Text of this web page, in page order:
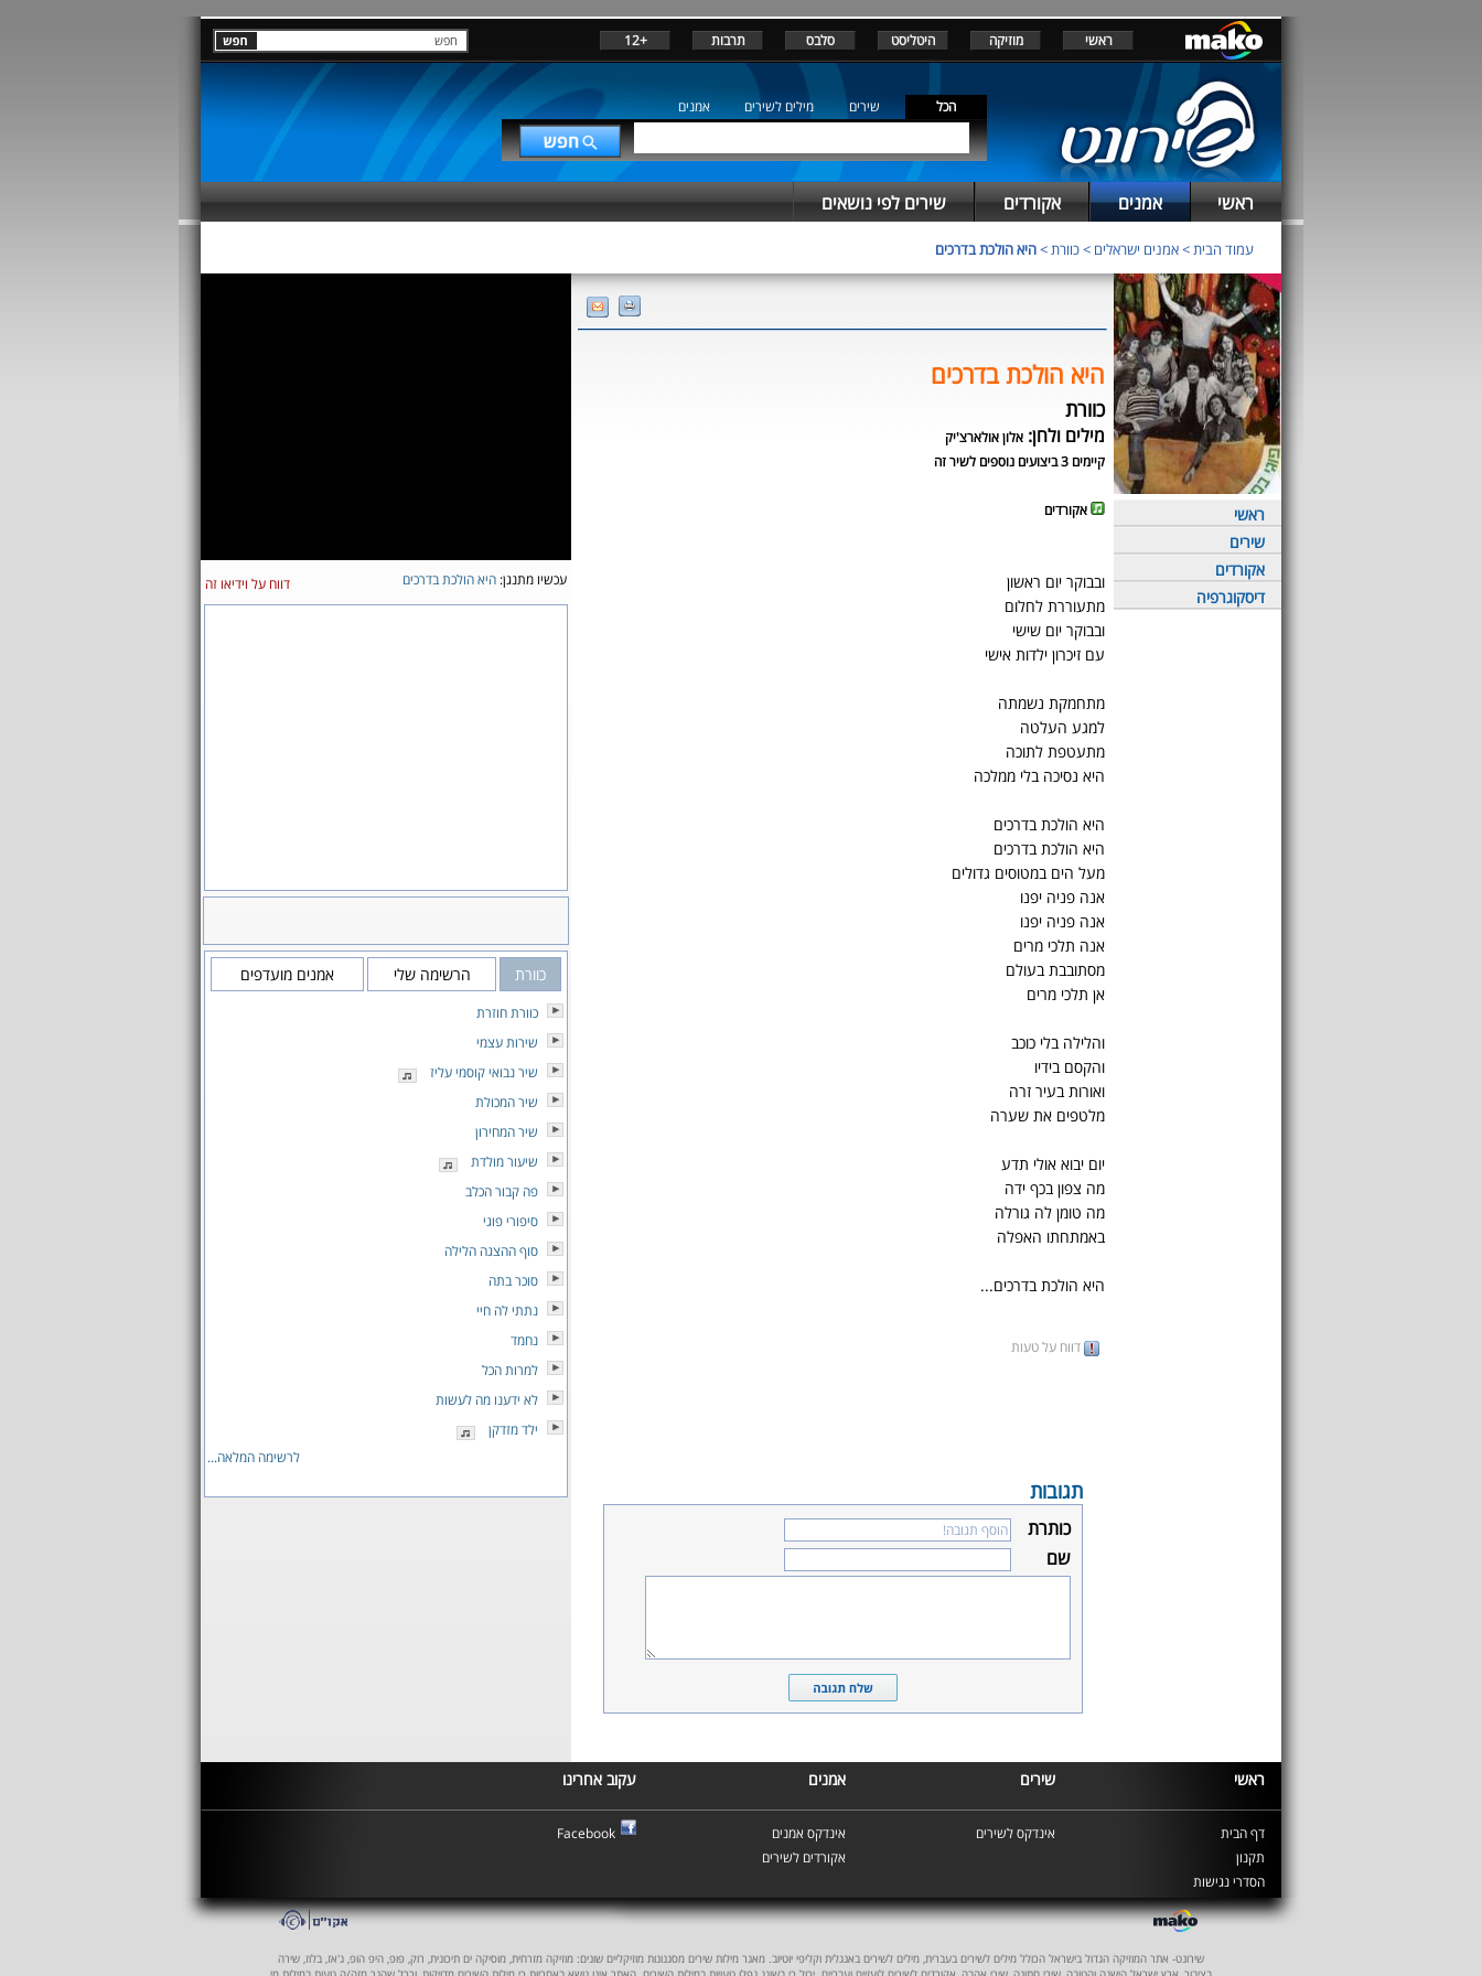
ראשי מוזיקה היטליסט סלבס תרבות +12
הכל שירים מילים לשירים אמנים
ראשי אמנים אקורדים שירים לפי נושאים
עמוד הבית>אמנים ישראלים >כוורת>היא הולכת בדרכים
ראשי
שירים
אקורדים
דיסקוגרפיה
היא הולכת בדרכים
כוורת
מילים ולחן: אלון אולארצ'יק
קיימים 3 ביצועים נוספים לשיר זה
אקורדים
ובבוקר יום ראשון
מתעוררת לחלום
ובבוקר יום שישי
עם זיכרון ילדות אישי
מתחמקת נשמתה
למגע העלטה
מתעטפת לתוכה
היא נסיכה בלי ממלכה
היא הולכת בדרכים
היא הולכת בדרכים
מעל הים במטוסים גדולים
אנה פניה יפנו
אנה פניה יפנו
אנה תלכי מרים
מסתובבת בעולם
אן תלכי מרים
והלילה בלי כוכב
והקסם בידיו
ואורות בעיר זרה
מלטפים את שערה
יום יבוא אולי תדע
מה צפון בכף ידה
מה טומן לה גורלה
באמתחתו האפלה
היא הולכת בדרכים...
דווח על טעות
תגובות
כותרת
שם
עכשיו מתנגן: היא הולכת בדרכים דווח על וידיאו זה
כוורת הרשימה שלי אמנים מועדפים
כוורת חוזרת
שירות עצמי
שיר נבואי קוסמי עליז
שיר המכולת
שיר המחירון
שיעור מולדת
פה קבור הכלב
סיפורי פוגי
סוף ההצגה הלילה
סוכר בתה
נתתי לה חיי
נחמד
למרות הכל
לא ידענו מה לעשות
ילד מזדקן
לרשימה המלאה...
ראשי שירים אמנים עקוב אחרינו
דף הבית
תקנון
הסדרי נגישות
אינדקס לשירים
אינדקס אמנים
אקורדים לשירים
Facebook
שירונט- אתר המוזיקה הגדול בישראל הכולל מילים לשירים בעברית, מילים לשירים באנגלית וקליפי יוטיוב. מאגר מילות שירים מסגנונות מוזיקליים שונים: מוזיקה מזרחית, מוסיקה ים תיכונית, רוק, פופ, היפ הופ, ג'אז, בלוז, שירה